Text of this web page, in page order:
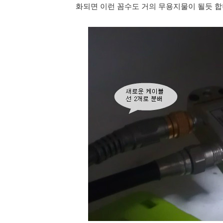
화되면 이런 꼼수도 거의 무용지물이 될듯